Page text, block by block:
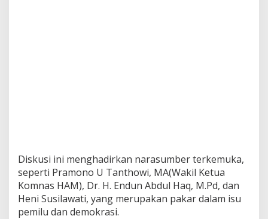
Diskusi ini menghadirkan narasumber terkemuka,
seperti Pramono U Tanthowi, MA(Wakil Ketua
Komnas HAM), Dr. H. Endun Abdul Haq, M.Pd, dan
Heni Susilawati, yang merupakan pakar dalam isu
pemilu dan demokrasi.